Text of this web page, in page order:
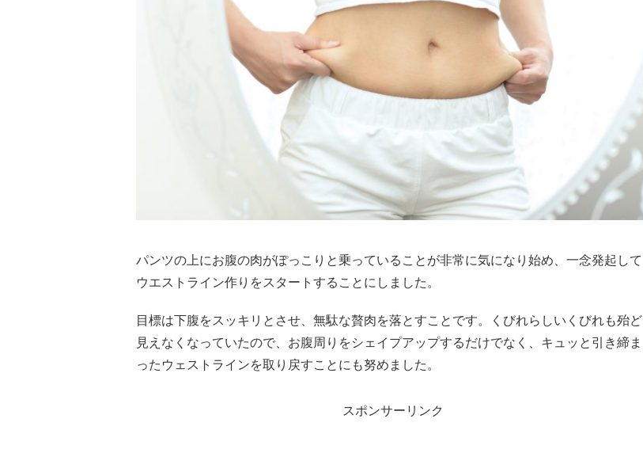
パンツの上にお腹の肉がぽっこりと乗っていることが非常に気になり始め、一念発起して
ウエストライン作りをスタートすることにしました。
目標は下腹をスッキリとさせ、無駄な贅肉を落とすことです。くびれらしいくびれも殆ど
見えなくなっていたので、お腹周りをシェイプアップするだけでなく、キュッと引き締ま
ったウェストラインを取り戻すことにも努めました。
スポンサーリンク